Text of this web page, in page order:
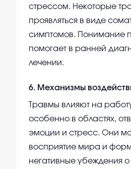
стрессом. Некоторые
проявляться в виде
симптомов. Понимание
помогает в ранней
лечении.
6. Механизмы
Травмы влияют на
особенно в областях,
эмоции и стресс. Они
восприятие мира и
негативные убеждения